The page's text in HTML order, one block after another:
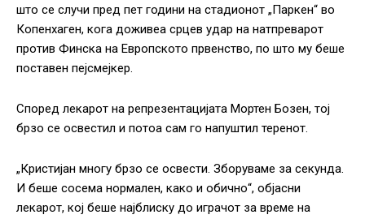
што се случи пред пет години на стадионот „Паркен“ во
Копенхаген, кога доживеа срцев удар на натпреварот
против Финска на Европското првенство, по што му беше
поставен пејсмејкер.
Според лекарот на репрезентацијата Мортен Бозен, тој
брзо се освестил и потоа сам го напуштил теренот.
„Кристијан многу брзо се освести. Зборуваме за секунда.
И беше сосема нормален, како и обично“, објасни
лекарот, кој беше најблиску до играчот за време на